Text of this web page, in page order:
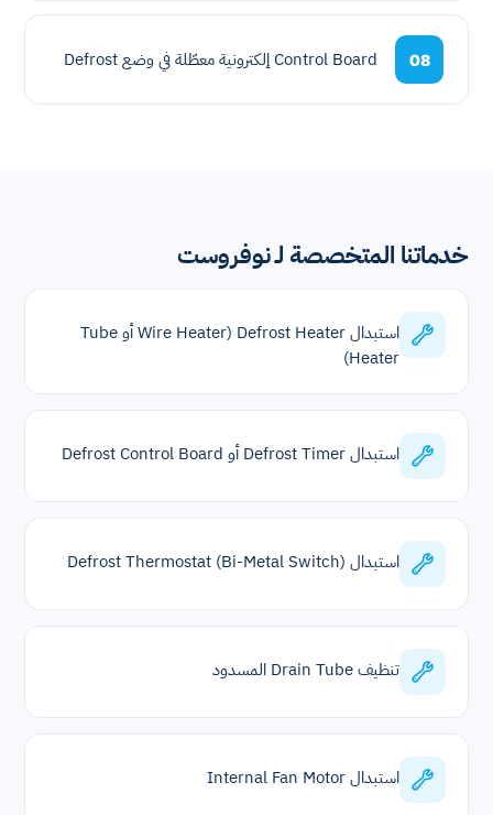
08 Control Board إلكترونية معطّلة في وضع Defrost
خدماتنا المتخصصة لـ نوفروست
استبدال Defrost Heater (Wire Heater أو Tube
Heater)
استبدال Defrost Timer أو Defrost Control Board
استبدال Defrost Thermostat (Bi-Metal Switch)
تنظيف Drain Tube المسدود
استبدال Internal Fan Motor